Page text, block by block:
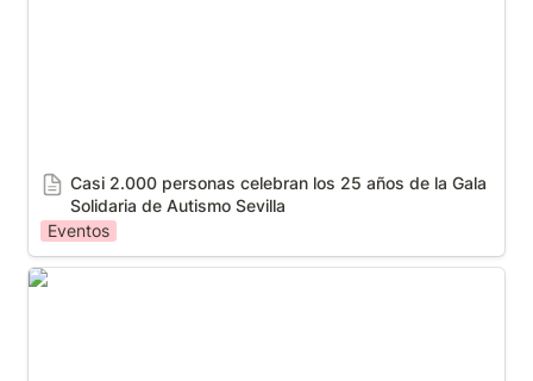
Casi 2.000 personas celebran los 25 años de la Gala
Solidaria de Autismo Sevilla
Eventos
Autismo Sevilla desarrolla en Badolatosa un taller